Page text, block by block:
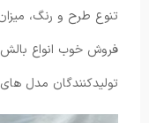
تنوع طرح و رنگ، میزان
فروش خوب انواع
تولیدکنندگان مدل های